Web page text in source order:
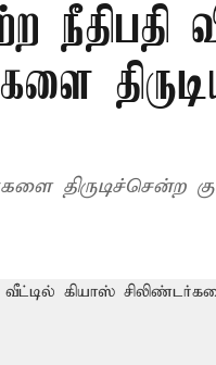
நீதிபதி
திருடிச்சென்ற